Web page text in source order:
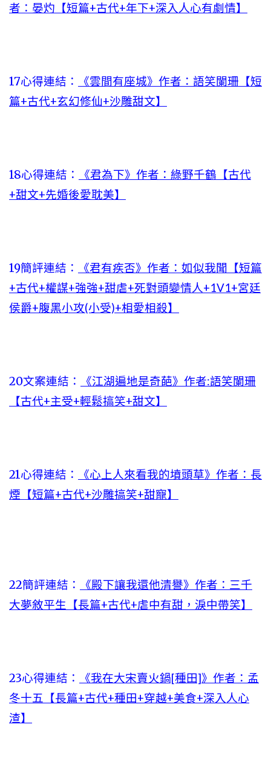
者：晏灼【短篇+古代+年下+深入人心有劇情】
17心得連結：
《雲間有座城》作者：語笑闌珊【短
篇+古代+玄幻修仙+沙雕甜文】
18心得連結：
《君為下》作者：綠野千鶴【古代
+甜文+先婚後愛耽美】
19簡評連結：
《君有疾否》作者：如似我聞【短篇
+古代+權謀+強強+甜虐+死對頭變情人+1V1+宮廷
侯爵+腹黑小攻(小受)+相愛相殺】
20文案連結：
《江湖遍地是奇葩》作者:語笑闌珊
【古代+主受+輕鬆搞笑+甜文】
21心得連結：
《心上人來看我的墳頭草》作者：長
煙【短篇+古代+沙雕搞笑+甜寵】
22簡評連結：
《殿下讓我還他清譽》作者：三千
大夢敘平生【長篇+古代+虐中有甜，淚中帶笑】
23心得連結：
《我在大宋賣火鍋[種田]》作者：孟
冬十五【長篇+古代+種田+穿越+美食+深入人心
渣】